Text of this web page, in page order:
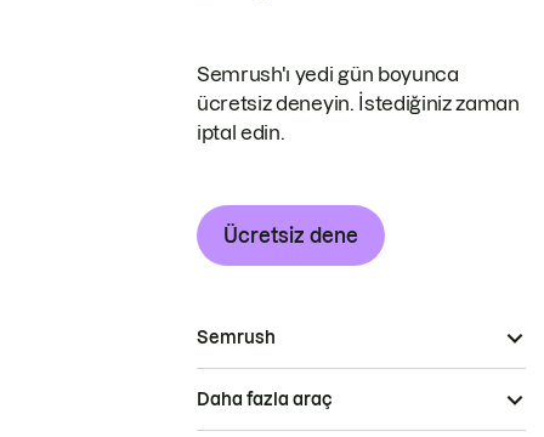
Semrush'ı yedi gün boyunca
ücretsiz deneyin. İstediğiniz zaman
iptal edin.
Ücretsiz dene
Semrush
Daha fazla araç